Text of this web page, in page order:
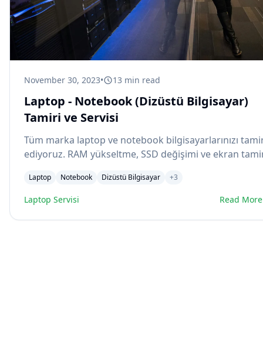
November 30, 2023• 13 min read
Laptop - Notebook (Dizüstü Bilgisayar)
Tamiri ve Servisi
Tüm marka laptop ve notebook bilgisayarlarınızı
ediyoruz. RAM yükseltme, SSD değişimi ve ekran
Laptop Notebook Dizüstü Bilgisayar +3
Laptop Servisi Read More